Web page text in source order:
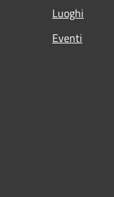
Luoghi
Eventi